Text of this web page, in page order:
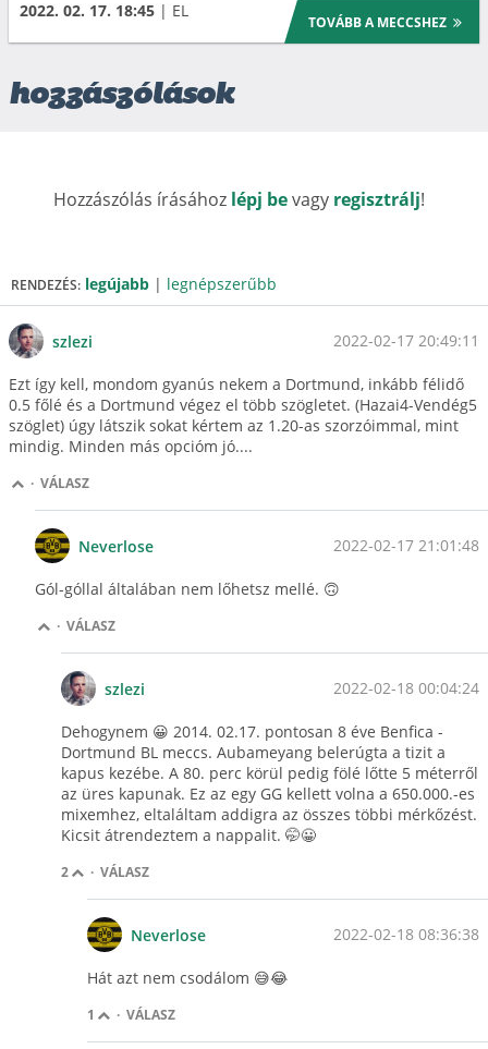
2022. 02. 17. 18:45 | EL
TOVÁBB A MECCSHEZ
hozzászólások
Hozzászólás írásához lépj bevagy regisztrálj!
RENDEZÉS: legújabb | legnépszerűbb
szlezi 2022-02-17 20:49:11
Ezt így kell, mondom gyanús nekem a Dortmund, inkább félidő
0.5 főlé és a Dortmund végez el több szögletet. (Hazai4-Vendég5
szöglet) úgy látszik sokat kértem az 1.20-as szorzóimmal, mint
mindig. Minden más opcióm jó....
· VÁLASZ
Neverlose 2022-02-17 21:01:48
Gól-góllal általában nem lőhetsz mellé. 🙃
· VÁLASZ
szlezi 2022-02-18 00:04:24
Dehogynem 😀 2014. 02.17. pontosan 8 éve Benfica -
Dortmund BL meccs. Aubameyang belerúgta a tizit a
kapus kezébe. A 80. perc körül pedig fölé lőtte 5 méterről
az üres kapunak. Ez az egy GG kellett volna a 650.000.-es
mixemhez, eltaláltam addigra az összes többi mérkőzést.
Kicsit átrendeztem a nappalit. 🤭😀
2 · VÁLASZ
Neverlose 2022-02-18 08:36:38
Hát azt nem csodálom 😅😂
1 · VÁLASZ